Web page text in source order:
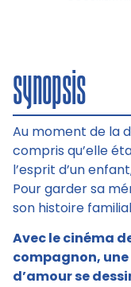
synopsis
Au moment de la
compris qu’elle
l’esprit d’un
Pour garder sa
son histoire
Avec le cinéma
compagnon,
d’amour se